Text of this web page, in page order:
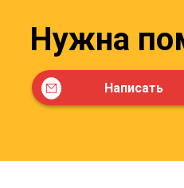
Нужна
Написать